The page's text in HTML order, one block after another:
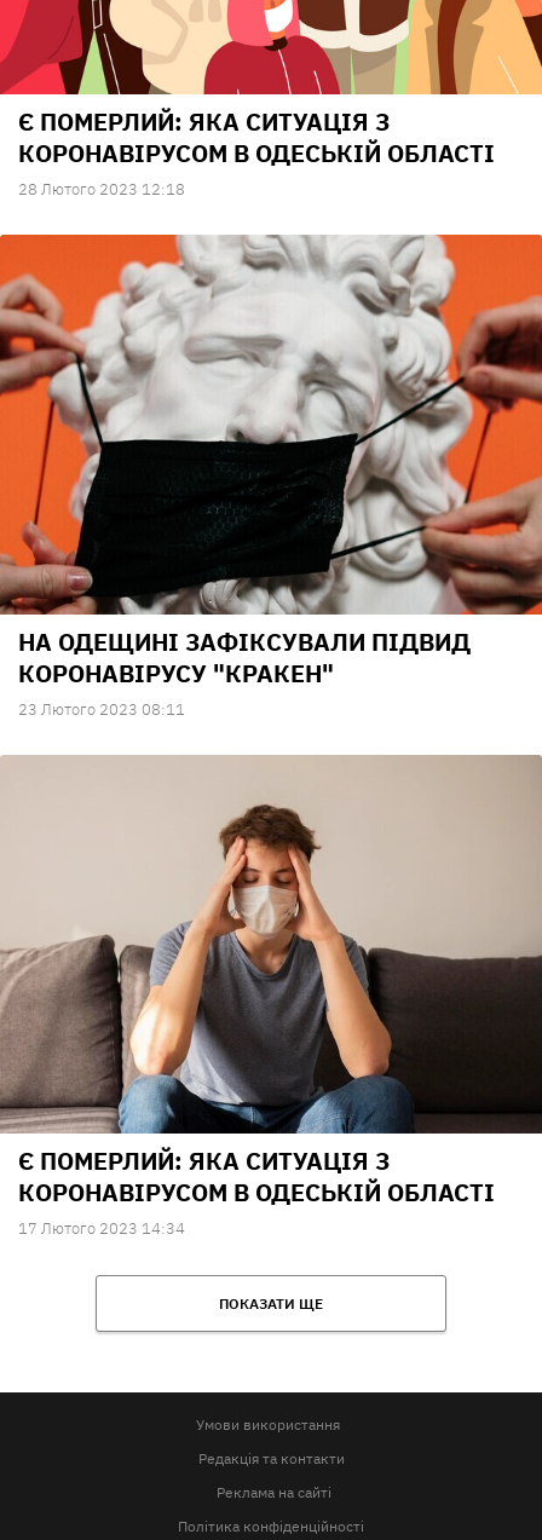
Є ПОМЕРЛИЙ: ЯКА СИТУАЦІЯ З
КОРОНАВІРУСОМ В ОДЕСЬКІЙ ОБЛАСТІ
28 Лютого 2023 12:18
НА ОДЕЩИНІ ЗАФІКСУВАЛИ ПІДВИД
КОРОНАВІРУСУ "КРАКЕН"
23 Лютого 2023 08:11
Є ПОМЕРЛИЙ: ЯКА СИТУАЦІЯ З
КОРОНАВІРУСОМ В ОДЕСЬКІЙ ОБЛАСТІ
17 Лютого 2023 14:34
ПОКАЗАТИ ЩЕ
Умови використання
Редакція та контакти
Реклама на сайті
Політика конфіденційності